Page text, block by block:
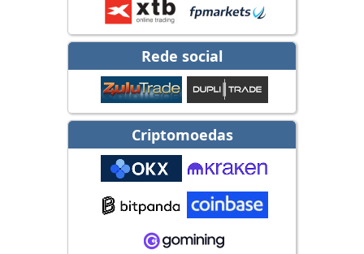
Rede social
Criptomoedas